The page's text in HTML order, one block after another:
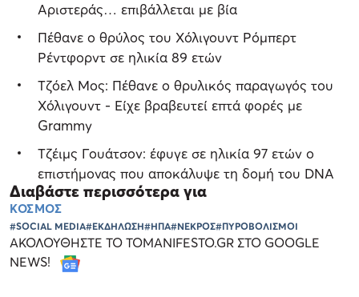
Αριστεράς… επιβάλλεται με βία
Πέθανε ο θρύλος του Χόλιγουντ Ρόμπερτ
Ρέντφορντ σε ηλικία 89 ετών
Τζόελ Μος: Πέθανε ο θρυλικός παραγωγός του
Χόλιγουντ - Είχε βραβευτεί επτά φορές με
Grammy
Τζέιμς Γουάτσον: έφυγε σε ηλικία 97 ετών ο
επιστήμονας που αποκάλυψε τη δομή του DNA
Διαβάστε περισσότερα για
ΚΟΣΜΟΣ
#SOCIAL MEDIA#ΕΚΔΗΛΩΣΗ#ΗΠΑ#ΝΕΚΡΟΣ#ΠΥΡΟΒΟΛΙΣΜΟΙ
ΑΚΟΛΟΥΘΗΣΤΕ ΤΟ TOMANIFESTO.GR ΣΤΟ GOOGLE
NEWS!